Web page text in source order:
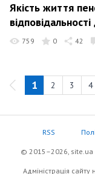
Якість життя
759 0 42
1 2 3 4
RSS
© 2015–2026, site.ua
Адміністрація сайту